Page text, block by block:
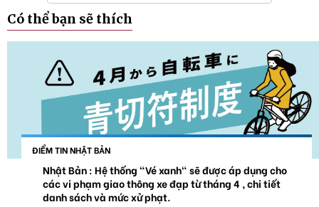
Có thể bạn sẽ thích
ĐIỂM TIN NHẬT BẢN
Nhật Bản : Hệ thống "Vé xanh" sẽ được áp dụng cho
các vi phạm giao thông xe đạp từ tháng 4 , chi tiết
danh sách và mức xử phạt.